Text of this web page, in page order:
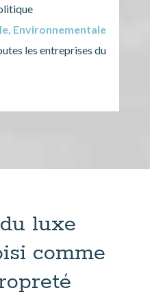
Environnementale
les entreprises du
luxe
comme